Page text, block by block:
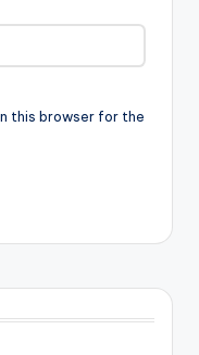
this browser for the